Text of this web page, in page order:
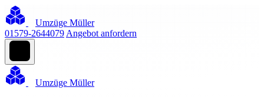
Umzüge Müller
01579-2644079 Angebot anfordern
Umzüge Müller